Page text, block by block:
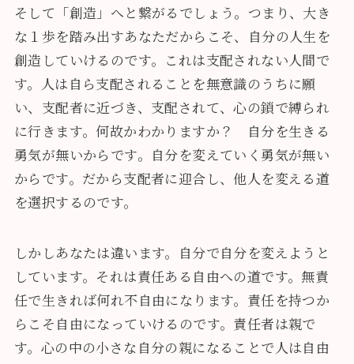
そして「創造」へと繋がるでしょう。つまり、大き
な１歩を踏み出すあなただからこそ、自分の人生を
創造していけるのです。これは支配されない人間で
す。人は自ら支配されることを無意識のうちに願
い、支配者に近づき、支配されて、心の鎖で縛られ
に行きます。何故かわかりますか？ 自分を生きる
勇気が無いからです。自分を変えていく勇気が無い
からです。だから支配者に迎合し、他人を変える道
を選択するのです。
しかしあなたは違います。自分で自分を変えようと
しています。それは責任ある自由への道です。無責
任で生きれば何れ不自由になります。責任を持つか
らこそ自由になっていけるのです。責任者は親で
す。心の中の小さな自分の親になることで人は自由